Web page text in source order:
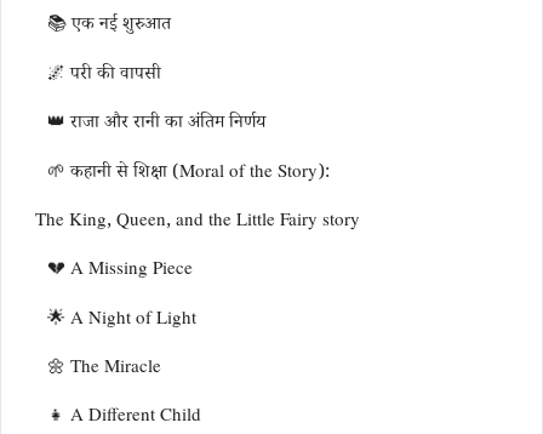
📚 एक नई शुरुआत
🌌 परी की वापसी
👑 राजा और रानी का अंतिम निर्णय
🌱 कहानी से शिक्षा (Moral of the Story):
The King, Queen, and the Little Fairy story
💔 A Missing Piece
🌟 A Night of Light
🌼 The Miracle
👧 A Different Child